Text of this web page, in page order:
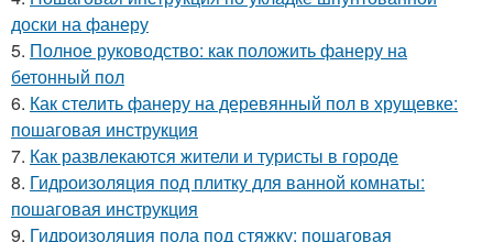
доски на фанеру
5. Полное руководство: как положить фанеру на
бетонный пол
6. Как стелить фанеру на деревянный пол в хрущевке:
пошаговая инструкция
7. Как развлекаются жители и туристы в городе
8. Гидроизоляция под плитку для ванной комнаты:
пошаговая инструкция
9. Гидроизоляция пола под стяжку: пошаговая